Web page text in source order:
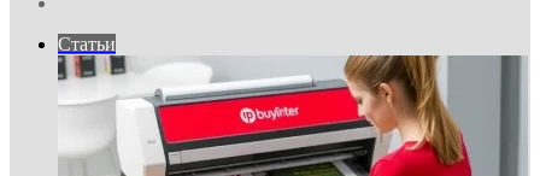
Статьи